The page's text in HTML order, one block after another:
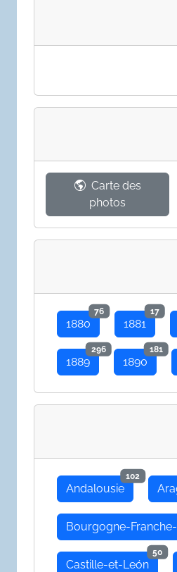
Carte des
photos
1880
76
1881
17
1889
296
1890
181
Andalousie
102
Bourgogne-
Castille-et-León
50